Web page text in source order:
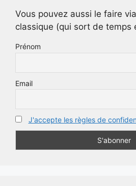
Vous pouvez aussi le faire
classique (qui sort de temps
Prénom
Email
J'accepte les règles de